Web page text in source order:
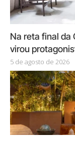
Na reta final da
virou
5 de agosto de 2026